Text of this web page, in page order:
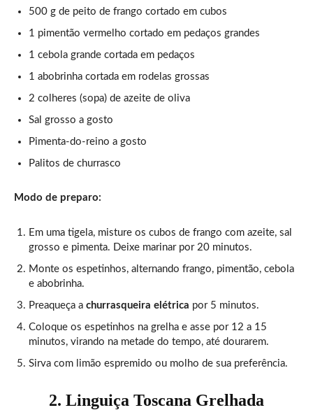
500 g de peito de frango cortado em cubos
1 pimentão vermelho cortado em pedaços grandes
1 cebola grande cortada em pedaços
1 abobrinha cortada em rodelas grossas
2 colheres (sopa) de azeite de oliva
Sal grosso a gosto
Pimenta-do-reino a gosto
Palitos de churrasco
Modo de preparo:
Em uma tigela, misture os cubos de frango com azeite, sal
grosso e pimenta. Deixe marinar por 20 minutos.
Monte os espetinhos, alternando frango, pimentão, cebola
e abobrinha.
Preaqueça a churrasqueira elétrica por 5 minutos.
Coloque os espetinhos na grelha e asse por 12 a 15
minutos, virando na metade do tempo, até dourarem.
Sirva com limão espremido ou molho de sua preferência.
2. Linguiça Toscana Grelhada